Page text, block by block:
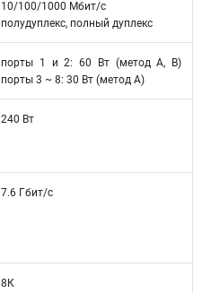
10/100/1000 Мбит/с
полудуплекс, полный дуплекс
порты 1 и 2: 60 Вт (метод А, В)
порты 3 ~ 8: 30 Вт (метод А)
240 Вт
7.6 Гбит/с
8К